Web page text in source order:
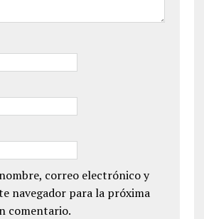
correo electrónico y
navegador para la próxima
comentario.